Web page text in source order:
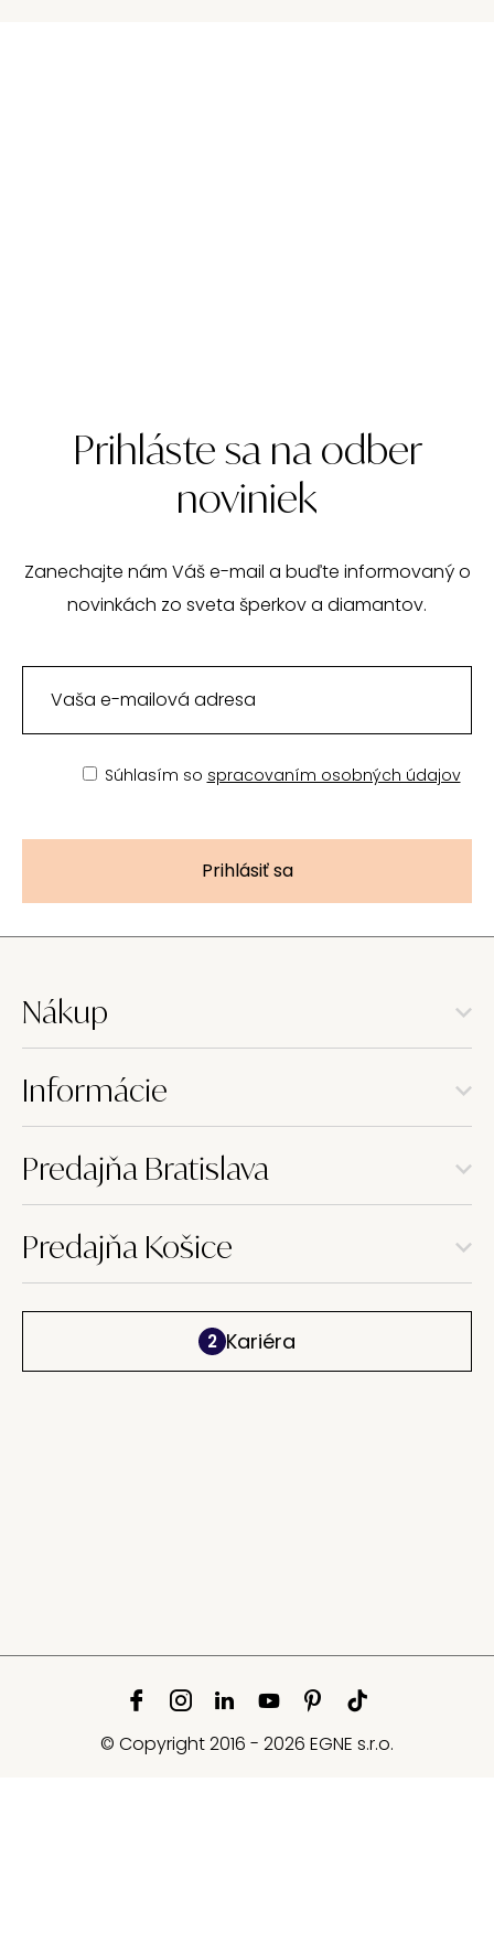
Prihláste sa na odber
noviniek
Zanechajte nám Váš e-mail a buďte informovaný o
novinkách zo sveta šperkov a diamantov.
Súhlasím so spracovaním osobných údajov
Prihlásiť sa
Nákup
Informácie
Predajňa Bratislava
Predajňa Košice
2 Kariéra
© Copyright 2016 - 2026 EGNE s.r.o.